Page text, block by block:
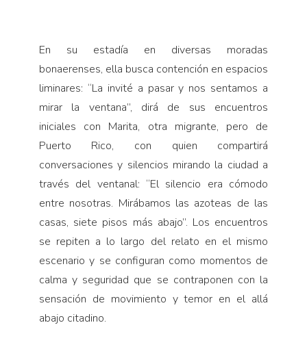
En su estadía en diversas moradas
bonaerenses, ella busca contención en espacios
liminares: “La invité a pasar y nos sentamos a
mirar la ventana”, dirá de sus encuentros
iniciales con Marita, otra migrante, pero de
Puerto Rico, con quien compartirá
conversaciones y silencios mirando la ciudad a
través del ventanal: “El silencio era cómodo
entre nosotras. Mirábamos las azoteas de las
casas, siete pisos más abajo”. Los encuentros
se repiten a lo largo del relato en el mismo
escenario y se configuran como momentos de
calma y seguridad que se contraponen con la
sensación de movimiento y temor en el allá
abajo citadino.